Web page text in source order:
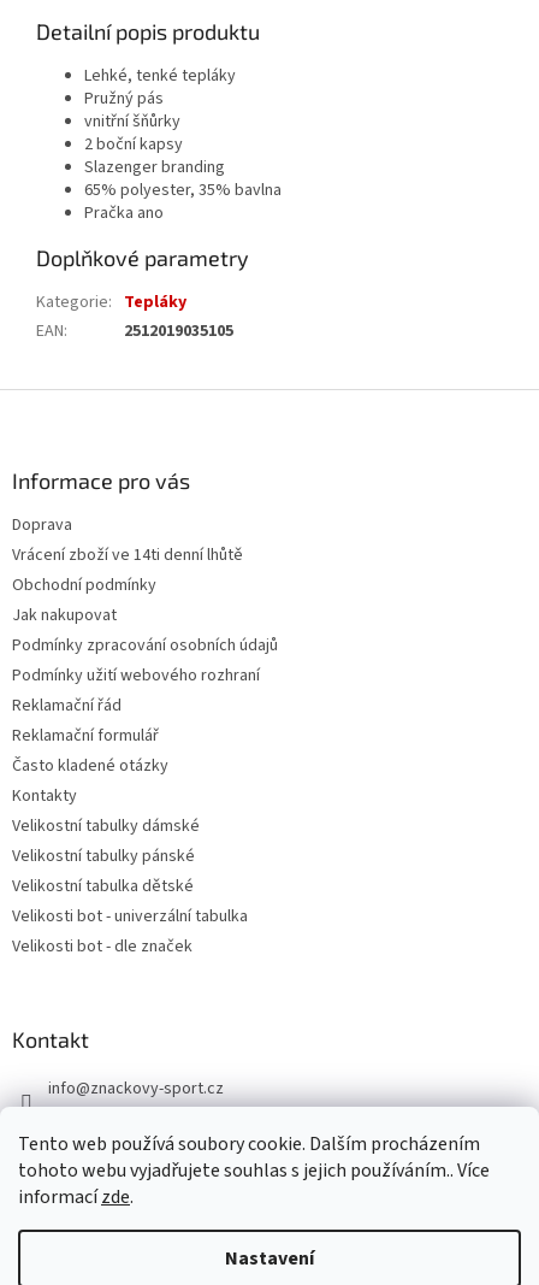
Tento web používá soubory cookie. Dalším procházením
tohoto webu vyjadřujete souhlas s jejich používáním.. Více
informacízde.
Nastavení
Detailní popis produktu
Lehké, tenké tepláky
Pružný pás
vnitřní šňůrky
2 boční kapsy
Slazenger branding
65% polyester, 35% bavlna
Pračka ano
Doplňkové parametry
Kategorie: Tepláky
EAN: 2512019035105
Informace pro vás
Doprava
Vrácení zboží ve 14ti denní lhůtě
Obchodní podmínky
Jak nakupovat
Podmínky zpracování osobních údajů
Podmínky užití webového rozhraní
Reklamační řád
Reklamační formulář
Často kladené otázky
Kontakty
Velikostní tabulky dámské
Velikostní tabulky pánské
Velikostní tabulka dětské
Velikosti bot - univerzální tabulka
Velikosti bot - dle značek
Kontakt
info@znackovy-sport.cz
Vytvořil Shoptet